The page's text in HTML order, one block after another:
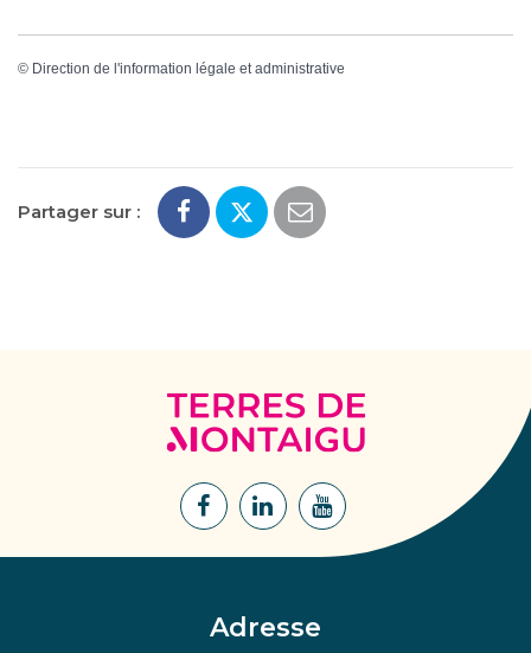
© Direction de l'information légale et administrative
Partager sur :
Terres
de
Montaigu
Lien
Facebook
Lien
Lien
Adresse